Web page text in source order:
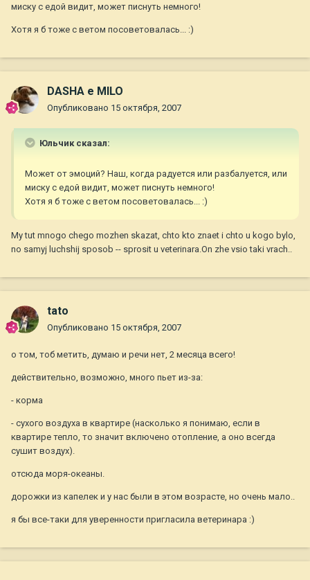
миску с едой видит, может писнуть немного!
Хотя я б тоже с ветом посоветовалась... :)
DASHA e MILO
Опубликовано 15 октября, 2007
Юльчик сказал:
Может от эмоций? Наш, когда радуется или разбалуется, или
миску с едой видит, может писнуть немного!
Хотя я б тоже с ветом посоветовалась... :)
My tut mnogo chego mozhen skazat, chto kto znaet i chto u kogo bylo,
no samyj luchshij sposob -- sprosit u veterinara.On zhe vsio taki vrach..
tato
Опубликовано 15 октября, 2007
о том, тоб метить, думаю и речи нет, 2 месяца всего!
действительно, возможно, много пьет из-за:
- корма
- сухого воздуха в квартире (насколько я понимаю, если в
квартире тепло, то значит включено отопление, а оно всегда
сушит воздух).
отсюда моря-океаны.
дорожки из капелек и у нас были в этом возрасте, но очень мало..
я бы все-таки для уверенности пригласила ветеринара :)